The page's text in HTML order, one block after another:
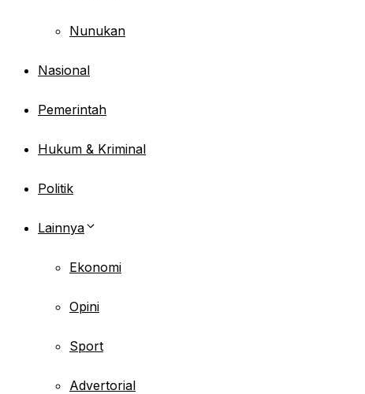
Nunukan
Nasional
Pemerintah
Hukum & Kriminal
Politik
Lainnya
Ekonomi
Opini
Sport
Advertorial